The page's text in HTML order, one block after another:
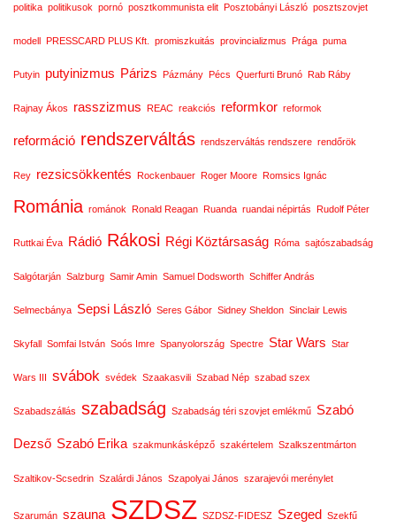
politika politikusok pornó posztkommunista elit Posztobányi László posztszovjet
modell PRESSCARD PLUS Kft. promiszkuitás provincializmus Prága puma
Putyin putyinizmus Párizs Pázmány Pécs Querfurti Brunó Rab Ráby
Rajnay Ákos rasszizmus REAC reakciós reformkor reformok
reformáció rendszerváltás rendszerváltás rendszere rendőrök
Rey rezsicsökkentés Rockenbauer Roger Moore Romsics Ignác
Románia románok Ronald Reagan Ruanda ruandai népirtás Rudolf Péter
Ruttkai Éva Rádió Rákosi Régi Köztársaság Róma sajtószabadság
Salgótarján Salzburg Samir Amin Samuel Dodsworth Schiffer András
Selmecbánya Sepsi László Seres Gábor Sidney Sheldon Sinclair Lewis
Skyfall Somfai István Soós Imre Spanyolország Spectre Star Wars Star
Wars III svábok svédek Szaakasvili Szabad Nép szabad szex
Szabadszállás szabadság Szabadság téri szovjet emlékmű Szabó
Dezső Szabó Erika szakmunkásképző szakértelem Szalkszentmárton
Szaltikov-Scsedrin Szalárdi János Szapolyai János szarajevói merénylet
Szarumán szauna SZDSZ SZDSZ-FIDESZ Szeged Szekfű